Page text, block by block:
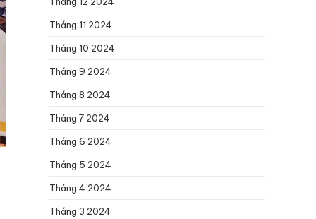
Tháng 11 2024
Tháng 10 2024
Tháng 9 2024
Tháng 8 2024
Tháng 7 2024
Tháng 6 2024
Tháng 5 2024
Tháng 4 2024
Tháng 3 2024